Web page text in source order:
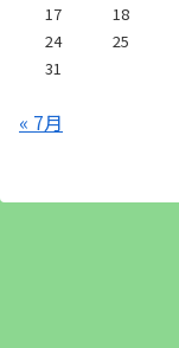
17
18
24
25
31
« 7月